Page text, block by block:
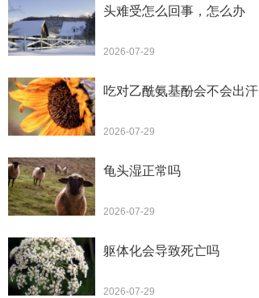
头难受怎么回事，怎么办
2026-07-29
吃对乙酰氨基酚会不会出汗
2026-07-29
龟头湿正常吗
2026-07-29
躯体化会导致死亡吗
2026-07-29